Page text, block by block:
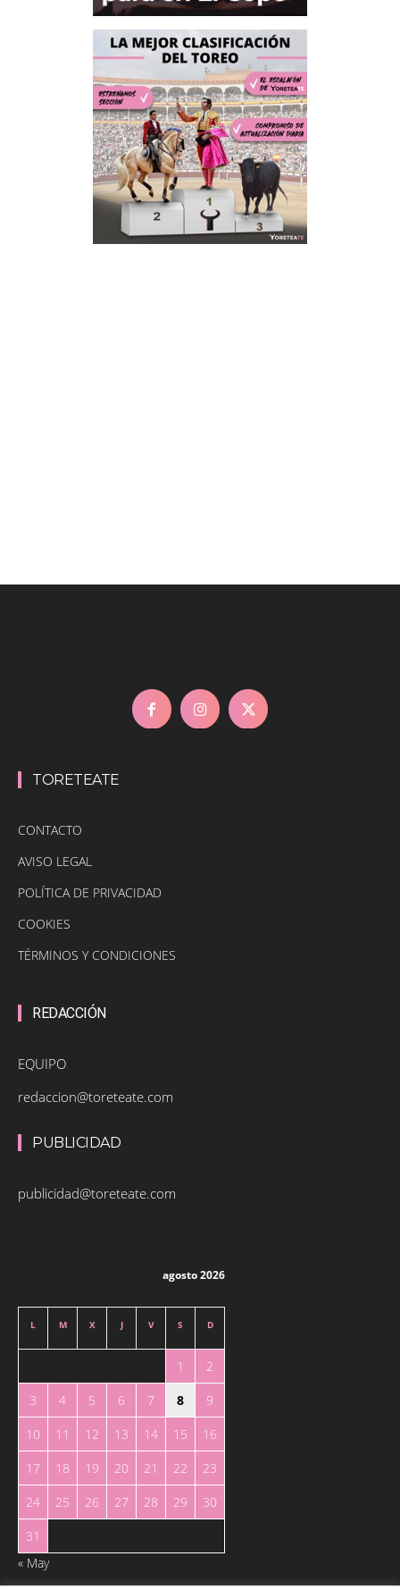
TORETEATE
CONTACTO
AVISO LEGAL
POLÍTICA DE PRIVACIDAD
COOKIES
TÉRMINOS Y CONDICIONES
REDACCIÓN
EQUIPO
redaccion@toreteate.com
PUBLICIDAD
publicidad@toreteate.com
agosto 2026
L M X J V S D
1
2
3
4 5 6 7 8
9
10
11 12 13 14 15
16
17
18 19 20 21 22
23
24
25 26 27 28 29
30
31
« May